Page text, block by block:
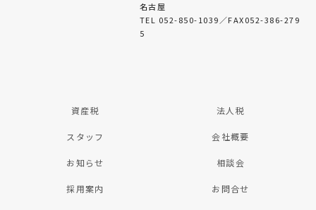
名古屋
TEL 052-850-1039／FAX052-386-279
5
資産税 法人税
スタッフ 会社概要
お知らせ 相談会
採用案内 お問合せ